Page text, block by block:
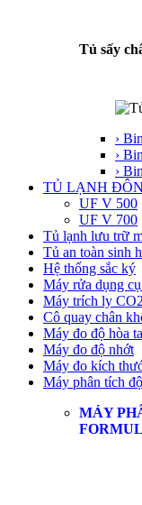
Tủ sấy
›
›
›
TỦ LẠNH
UF V 500
UF V 700
Tủ lạnh lưu trữ
Tủ an toàn sinh
Hệ thống sắc ký
Máy rửa dụng
Máy trích ly
Cô quay chân
Máy đo độ hòa
Máy đo độ nhớt
Máy đo kích
Máy phân tích
MÁY